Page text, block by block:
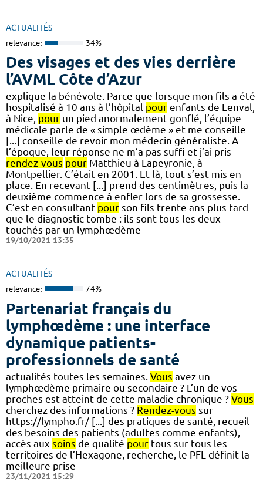
ACTUALITÉS
relevance: 34%
Des visages et des vies derrière
l’AVML Côte d’Azur
explique la bénévole. Parce que lorsque mon fils a été
hospitalisé à 10 ans à l’hôpital pour enfants de Lenval,
à Nice, pour un pied anormalement gonflé, l’équipe
médicale parle de « simple œdème » et me conseille
[...] conseille de revoir mon médecin généraliste. A
l’époque, leur réponse ne m’a pas suffi et j’ai pris
rendez-vous pour Matthieu à Lapeyronie, à
Montpellier. C’était en 2001. Et là, tout s’est mis en
place. En recevant [...] prend des centimètres, puis la
deuxième commence à enfler lors de sa grossesse.
C’est en consultant pour son fils trente ans plus tard
que le diagnostic tombe : ils sont tous les deux
touchés par un lymphœdème
19/10/2021 13:35
ACTUALITÉS
relevance: 74%
Partenariat français du
lymphœdème : une interface
dynamique patients-
professionnels de santé
actualités toutes les semaines. Vous avez un
lymphœdème primaire ou secondaire ? L’un de vos
proches est atteint de cette maladie chronique ? Vous
cherchez des informations ? Rendez-vous sur
https://lympho.fr/ [...] des pratiques de santé, recueil
des besoins des patients (adultes comme enfants),
accès aux soins de qualité pour tous sur tous les
territoires de l’Hexagone, recherche, le PFL définit la
meilleure prise
23/11/2021 15:29